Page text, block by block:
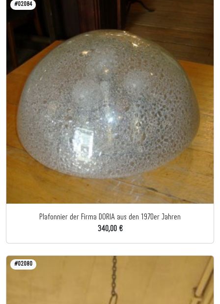
#02084
Plafonnier der Firma DORIA aus den 1970er Jahren
340,00 €
#02080